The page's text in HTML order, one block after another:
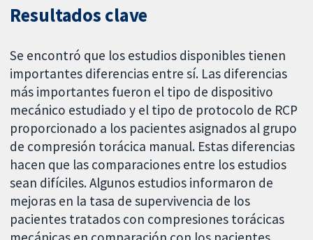
Resultados clave
Se encontró que los estudios disponibles tienen
importantes diferencias entre sí. Las diferencias
más importantes fueron el tipo de dispositivo
mecánico estudiado y el tipo de protocolo de RCP
proporcionado a los pacientes asignados al grupo
de compresión torácica manual. Estas diferencias
hacen que las comparaciones entre los estudios
sean difíciles. Algunos estudios informaron de
mejoras en la tasa de supervivencia de los
pacientes tratados con compresiones torácicas